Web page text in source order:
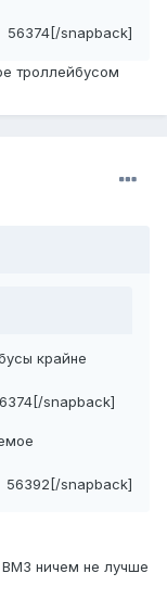
56374[/snapback]
троллейбусом
крайне
snapback]
56392[/snapback]
ВМЗ ничем не лучше